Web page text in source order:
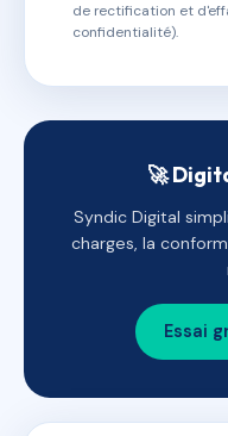
de rectification et
confidentialité).
🚀
Syndic Digital
charges, la
Essai